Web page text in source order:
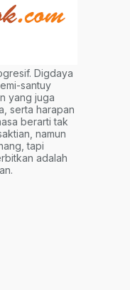
Digdaya
santuy
yang juga
serta harapan
berarti tak
namun
tapi
adalah